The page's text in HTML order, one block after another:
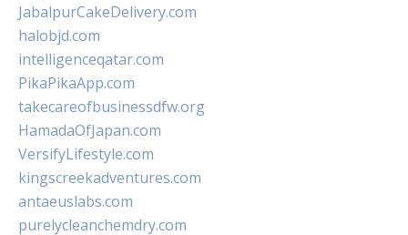
JabalpurCakeDelivery.com
halobjd.com
intelligenceqatar.com
PikaPikaApp.com
takecareofbusinessdfw.org
HamadaOfJapan.com
VersifyLifestyle.com
kingscreekadventures.com
antaeuslabs.com
purelycleanchemdry.com